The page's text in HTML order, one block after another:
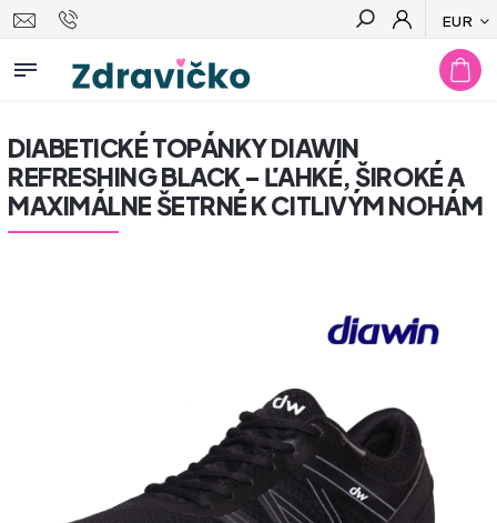
EUR
Hľadať
DIABETICKÉ TOPÁNKY DIAWIN
REFRESHING BLACK – ĽAHKÉ, ŠIROKÉ A
MAXIMÁLNE ŠETRNÉ K CITLIVÝM NOHÁM